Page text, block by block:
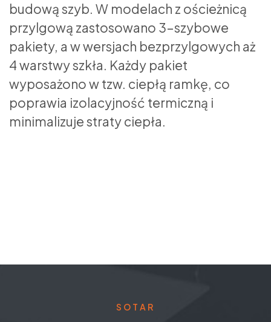
budową szyb. W modelach z ościeżnicą
przylgową zastosowano 3-szybowe
pakiety, a w wersjach bezprzylgowych aż
4 warstwy szkła. Każdy pakiet
wyposażono w tzw. ciepłą ramkę, co
poprawia izolacyjność termiczną i
minimalizuje straty ciepła.
SOTAR